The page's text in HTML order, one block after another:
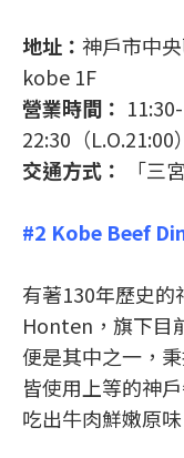
地址： 神戶市中
kobe 1F
營業時間：
22:30（L.O.21:00）
交通方式：
「三
#2 Kobe Beef
有著130年歷史
Honten，旗下目
便是其中之一，
皆使用上等的神
吃出牛肉鮮嫩原味